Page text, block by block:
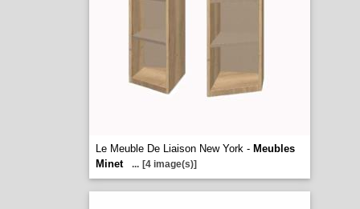
Le Meuble De Liaison New York - Meubles
Minet
... [4 image(s)]